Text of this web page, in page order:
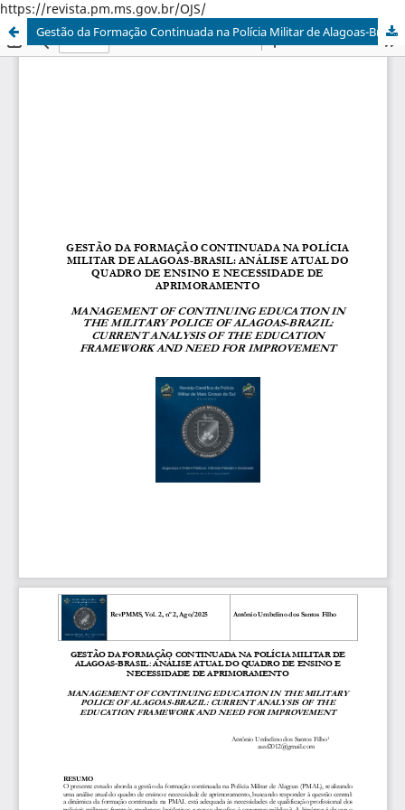
https://revista.pm.ms.gov.br/OJS/
Gestão da Formação Continuada na Polícia Militar de Alagoas-Brasil